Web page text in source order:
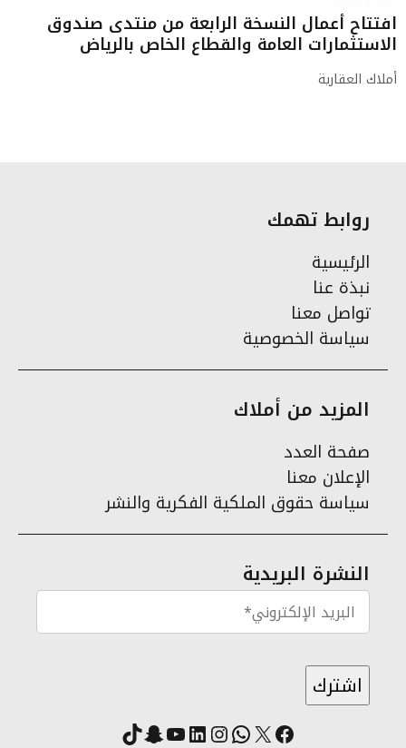
افتتاح أعمال النسخة الرابعة من منتدى صندوق
الاستثمارات العامة والقطاع الخاص بالرياض
أملاك العقارية
روابط تهمك
الرئيسية
نبذة عنا
تواصل معنا
سياسة الخصوصية
المزيد من أملاك
صفحة العدد
الإعلان معنا
سياسة حقوق الملكية الفكرية والنشر
النشرة البريدية
فيسبوك
X واتساب
انستقرام
لينكد إنيوتيوب
سناب شات
تيك توك